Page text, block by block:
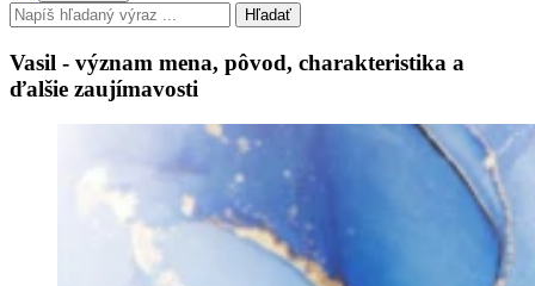
Hľadať
Vasil - význam mena, pôvod, charakteristika a
ďalšie zaujímavosti